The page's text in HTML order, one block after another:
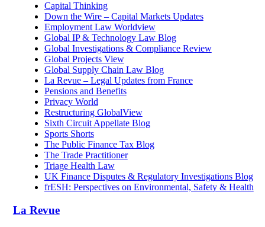
Capital Thinking
Down the Wire – Capital Markets Updates
Employment Law Worldview
Global IP & Technology Law Blog
Global Investigations & Compliance Review
Global Projects View
Global Supply Chain Law Blog
La Revue – Legal Updates from France
Pensions and Benefits
Privacy World
Restructuring GlobalView
Sixth Circuit Appellate Blog
Sports Shorts
The Public Finance Tax Blog
The Trade Practitioner
Triage Health Law
UK Finance Disputes & Regulatory Investigations Blog
frESH: Perspectives on Environmental, Safety & Health
La Revue